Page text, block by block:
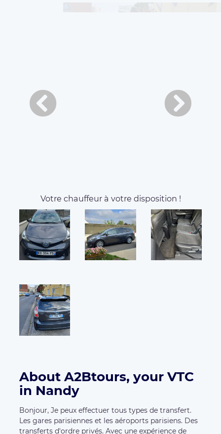
Votre chauffeur à votre disposition !
About A2Btours, your VTC
in Nandy
Bonjour, Je peux effectuer tous types de transfert.
Les gares parisiennes et les aéroports parisiens. Des
transferts d'ordre privés. Avec une expérience de